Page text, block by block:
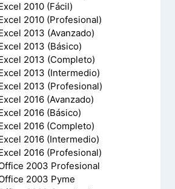
2010 (Fácil)
2010 (Profesional)
2013 (Avanzado)
2013 (Básico)
2013 (Completo)
2013 (Intermedio)
2013 (Profesional)
2016 (Avanzado)
2016 (Básico)
2016 (Completo)
2016 (Intermedio)
2016 (Profesional)
2003 Profesional
2003 Pyme